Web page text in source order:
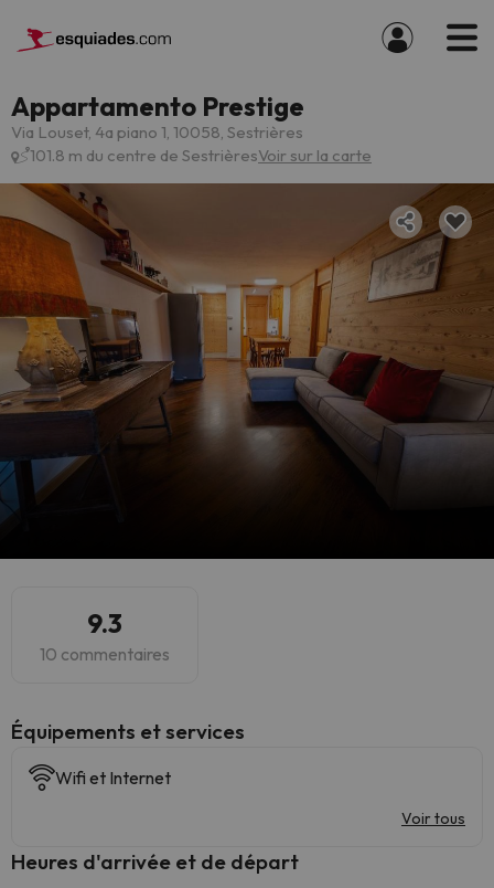
Appartamento Prestige
Via Louset, 4a piano 1, 10058, Sestrières
101.8 m du centre de SestrièresVoir sur la carte
9.3
10 commentaires
​Équipements et services
Wifi et Internet
Voir tous
Heures d'arrivée et de départ